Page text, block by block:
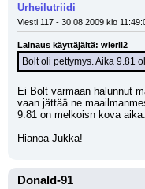
Urheilutriidi
Viesti 117 - 30.08.2009 klo
Lainaus käyttäjältä: wierii2
Bolt oli pettymys. Aika 9.81
Ei Bolt varmaan halunnut
vaan jättää ne
9.81 on melkoisn kova aika.
Hianoa Jukka!
Donald-91